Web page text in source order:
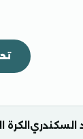
السكندري